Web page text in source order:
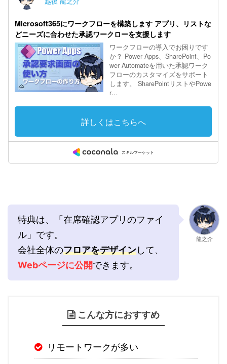
特典は、「在席確認アプリのファイ
ル」です。
会社全体のフロアをデザインして、
Webページに公開できます。
龍之介
こんな方におすすめ
リモートワークが多い